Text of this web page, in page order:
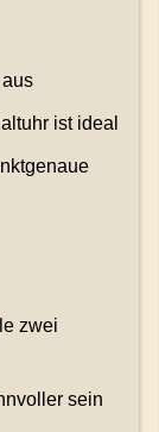
ist ideal
zwei
sein